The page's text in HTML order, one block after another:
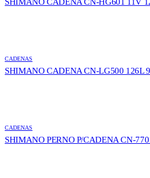
CADENAS
SHIMANO CADENA CN-LG500 126L
CADENAS
SHIMANO PERNO P/CADENA CN-